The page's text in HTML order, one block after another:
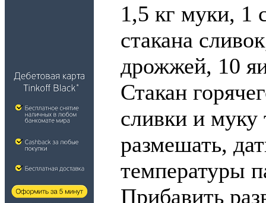
1,5 кг муки, 1
стакана
дрожжей, 10
Стакан
сливки и муку
размешать,
температуры
Прибавить